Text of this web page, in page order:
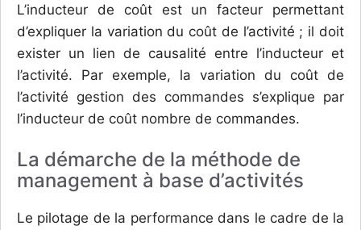
L’inducteur de coût est un facteur permettant
d’expliquer la variation du coût de l’activité ; il doit
exister un lien de causalité entre l’inducteur et
l’activité. Par exemple, la variation du coût de
l’activité gestion des commandes s’explique par
l’inducteur de coût nombre de commandes.
La démarche de la méthode de
management à base d’activités
Le pilotage de la performance dans le cadre de la